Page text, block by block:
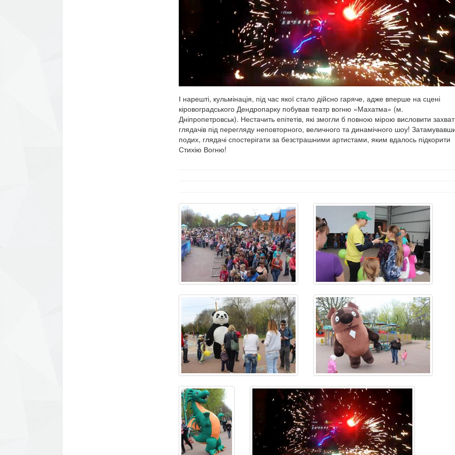
І нарешті, кульмінація, під час якої стало дійсно гаряче, адже вперше на сцені
кіровоградського Дендропарку побував театр вогню «Махатма» (м.
Дніпропетровськ). Нестачить епітетів, які змогли б повною мірою висловити захват
глядачів під перегляду неповторного, величного та динамічного шоу!
подих, глядачі спостерігати за безстрашними артистами, яким вдалось підкорити
Стихію Вогню!